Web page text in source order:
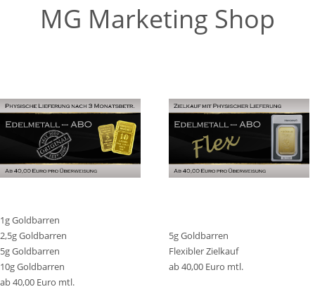
MG Marketing Shop
1g Goldbarren
2,5g Goldbarren
5g Goldbarren
10g Goldbarren
ab 40,00 Euro mtl.
5g Goldbarren
Flexibler Zielkauf
ab 40,00 Euro mtl.